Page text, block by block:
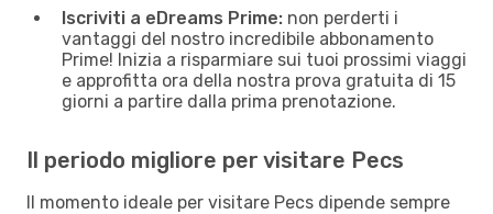
Iscriviti a eDreams Prime: non perderti i
vantaggi del nostro incredibile abbonamento
Prime! Inizia a risparmiare sui tuoi prossimi viaggi
e approfitta ora della nostra prova gratuita di 15
giorni a partire dalla prima prenotazione.
Il periodo migliore per visitare Pecs
Il momento ideale per visitare Pecs dipende sempre